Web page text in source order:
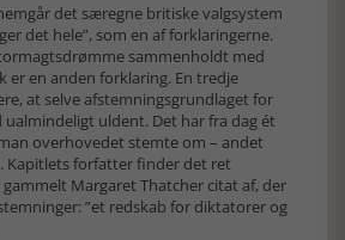
det særegne britiske valgsystem
det hele”, som en af forklaringerne.
sammenholdt med
er en anden forklaring. En tredje
at selve afstemningsgrundlaget for
ualmindeligt uldent. Det har fra dag ét
overhovedet stemte om – andet
Kapitlets forfatter finder det ret
Margaret Thatcher citat af, der
”et redskab for diktatorer og